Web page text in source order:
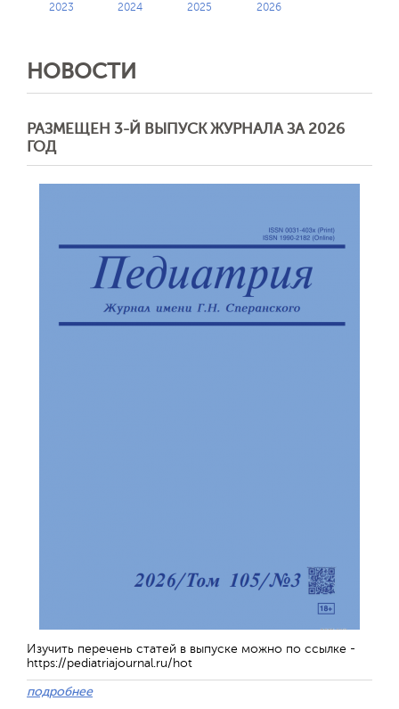
2023 2024 2025 2026
НОВОСТИ
РАЗМЕЩЕН 3-Й ВЫПУСК ЖУРНАЛА ЗА 2026
ГОД
Изучить перечень статей в выпуске можно по ссылке -
https://pediatriajournal.ru/hot
подробнее